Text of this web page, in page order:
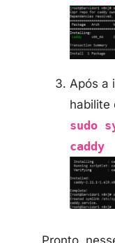
Após a
habilite
sudo
caddy